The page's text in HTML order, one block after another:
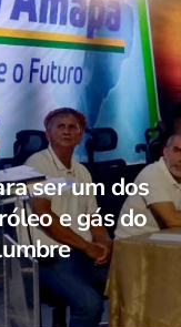
ser um dos
e gás do